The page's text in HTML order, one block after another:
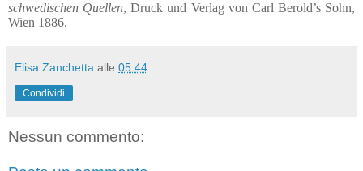
schwedischen Quellen, Druck und Verlag von Carl Berold’s Sohn,
Wien 1886.
Elisa Zanchetta alle 05:44
Condividi
Nessun commento: